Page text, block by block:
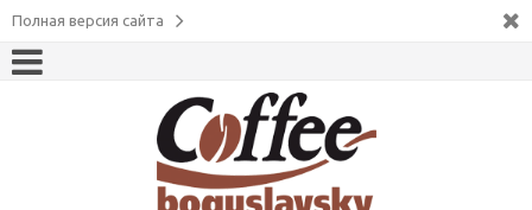
Полная версия сайта